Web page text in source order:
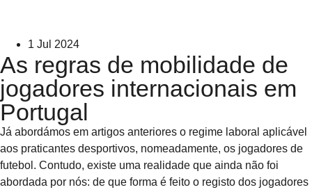
1 Jul 2024
As regras de mobilidade de
jogadores internacionais em
Portugal
Já abordámos em artigos anteriores o regime laboral aplicável
aos praticantes desportivos, nomeadamente, os jogadores de
futebol. Contudo, existe uma realidade que ainda não foi
abordada por nós: de que forma é feito o registo dos jogadores